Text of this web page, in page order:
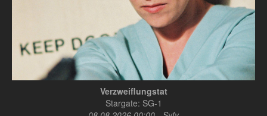
Verzweiflungstat
Stargate: SG-1